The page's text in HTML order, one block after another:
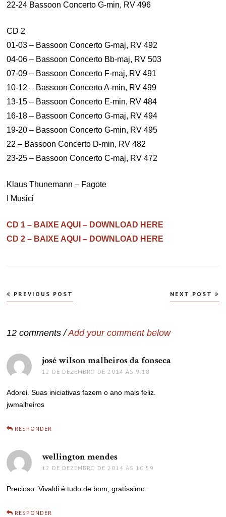
22-24 Bassoon Concerto G-min, RV 496
CD 2
01-03 – Bassoon Concerto G-maj, RV 492
04-06 – Bassoon Concerto Bb-maj, RV 503
07-09 – Bassoon Concerto F-maj, RV 491
10-12 – Bassoon Concerto A-min, RV 499
13-15 – Bassoon Concerto E-min, RV 484
16-18 – Bassoon Concerto G-maj, RV 494
19-20 – Bassoon Concerto G-min, RV 495
22 – Bassoon Concerto D-min, RV 482
23-25 – Bassoon Concerto C-maj, RV 472
Klaus Thunemann – Fagote
I Musici
CD 1 – BAIXE AQUI – DOWNLOAD HERE
CD 2 – BAIXE AQUI – DOWNLOAD HERE
Navegação
de
PREVIOUS POST NEXT POST
12 comments /Add your comment below
josé wilson malheiros da fonseca
12 DE DEZEMBRO DE 2014 ÀS 9:18
Adorei. Suas iniciativas fazem o ano mais feliz.
jwmalheiros
RESPONDER
wellington mendes
12 DE DEZEMBRO DE 2014 ÀS 10:59
Precioso. Vivaldi é tudo de bom, gratíssimo.
RESPONDER